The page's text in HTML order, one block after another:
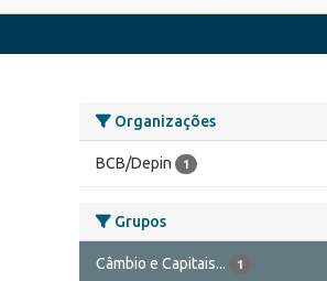
Organizações
BCB/Depin 1
Grupos
Câmbio e Capitais... 1